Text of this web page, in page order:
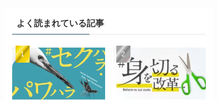
よく読まれている記事